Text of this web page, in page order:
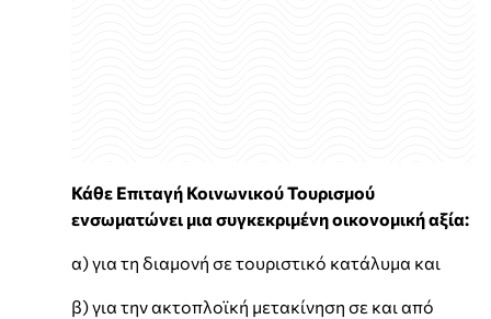
Κάθε Επιταγή Κοινωνικού Τουρισμού
ενσωματώνει μια συγκεκριμένη οικονομική αξία:
α) για τη διαμονή σε τουριστικό κατάλυμα και
β) για την ακτοπλοϊκή μετακίνηση σε και από